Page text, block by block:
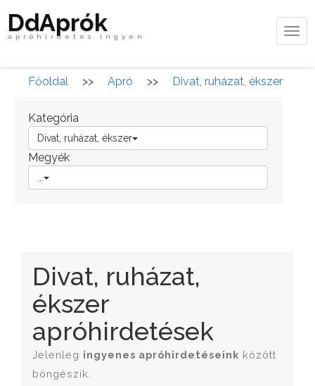
DdAprók
apróhirdetés ingyen
Főoldal >> Apró >> Divat, ruházat, ékszer
Kategória
Divat, ruházat, ékszer
Megyék
Divat, ruházat,
ékszer
apróhirdetések
Jelenleg ingyenes apróhirdetéseink között
böngészik.